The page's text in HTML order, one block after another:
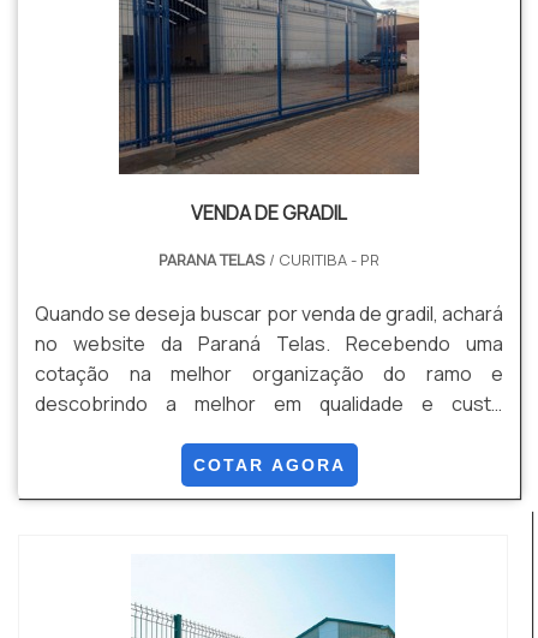
VENDA DE GRADIL
PARANA TELAS / CURITIBA - PR
Quando se deseja buscar por venda de gradil, achará
no website da Paraná Telas. Recebendo uma
cotação na melhor organização do ramo e
descobrindo a melhor em qualidade e custo
os profissionais especializados da Paraná Telas o
cliente conseguirá proteção com soluções para
necessário para a fixação deste tipo de cercamento.
COTAR AGORA